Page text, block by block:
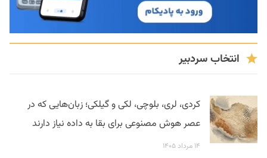
انتخاب سردبیر
کردی، لری، بلوچی، لکی و گیلکی؛ زبان‌هایی که در
عصر هوش مصنوعی برای بقا به داده نیاز دارند
۱۴ مرداد ۱۴۰۵